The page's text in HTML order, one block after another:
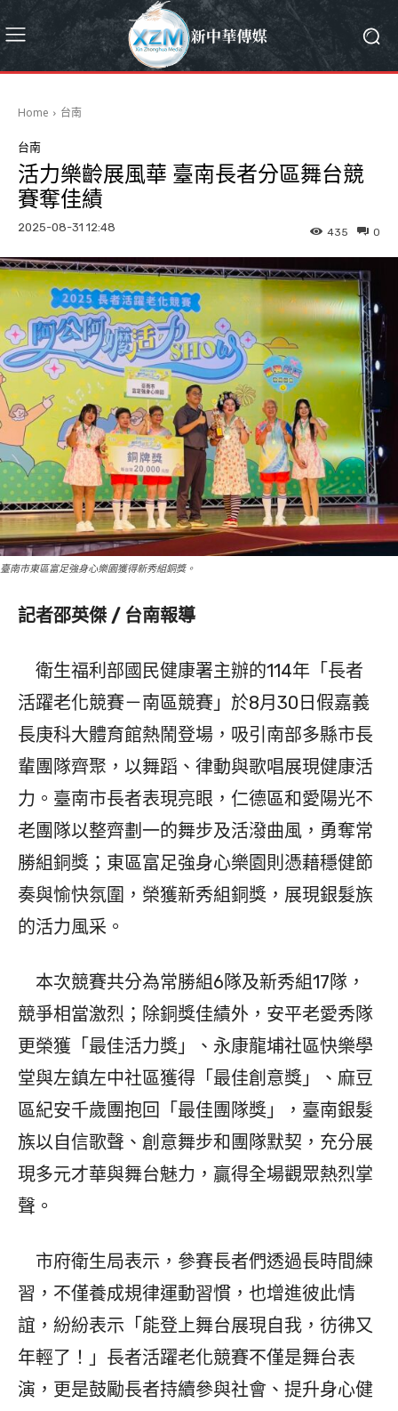
Home 台南
台南
活力樂齡展風華 臺南長者分區舞台競
賽奪佳績
2025-08-31 12:48 0
435
臺南市東區富足強身心樂園獲得新秀組銅獎。
記者邵英傑 / 台南報導
衛生福利部國民健康署主辦的114年「長者
活躍老化競賽－南區競賽」於8月30日假嘉義
長庚科大體育館熱鬧登場，吸引南部多縣市長
輩團隊齊聚，以舞蹈、律動與歌唱展現健康活
力。臺南市長者表現亮眼，仁德區和愛陽光不
老團隊以整齊劃一的舞步及活潑曲風，勇奪常
勝組銅獎；東區富足強身心樂園則憑藉穩健節
奏與愉快氛圍，榮獲新秀組銅獎，展現銀髮族
的活力風采。
本次競賽共分為常勝組6隊及新秀組17隊，
競爭相當激烈；除銅獎佳績外，安平老愛秀隊
更榮獲「最佳活力獎」、永康龍埔社區快樂學
堂與左鎮左中社區獲得「最佳創意獎」、麻豆
區紀安千歲團抱回「最佳團隊獎」，臺南銀髮
族以自信歌聲、創意舞步和團隊默契，充分展
現多元才華與舞台魅力，贏得全場觀眾熱烈掌
聲。
市府衛生局表示，參賽長者們透過長時間練
習，不僅養成規律運動習慣，也增進彼此情
誼，紛紛表示「能登上舞台展現自我，彷彿又
年輕了！」長者活躍老化競賽不僅是舞台表
演，更是鼓勵長者持續參與社會、提升身心健